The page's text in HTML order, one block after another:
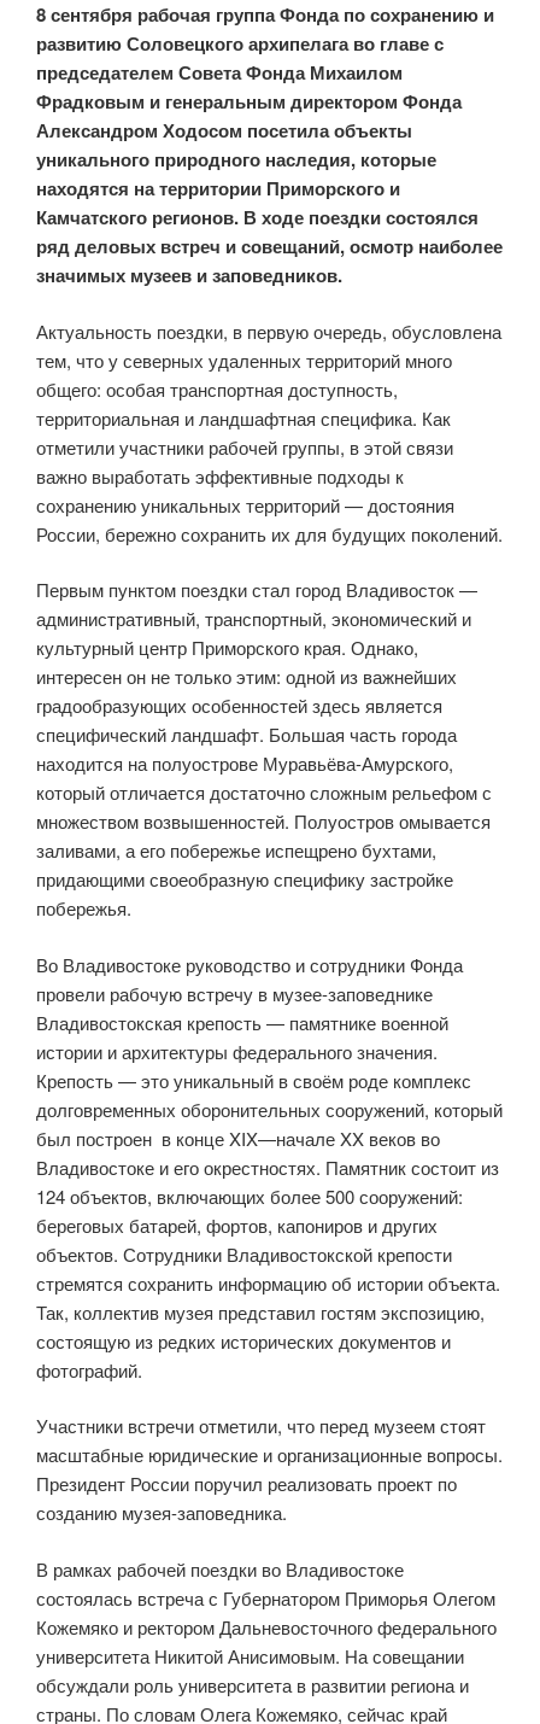
8 сентября рабочая группа Фонда по сохранению и
развитию Соловецкого архипелага во главе с
председателем Совета Фонда Михаилом
Фрадковым и генеральным директором Фонда
Александром Ходосом посетила объекты
уникального природного наследия, которые
находятся на территории Приморского и
Камчатского регионов. В ходе поездки состоялся
ряд деловых встреч и совещаний, осмотр наиболее
значимых музеев и заповедников.
Актуальность поездки, в первую очередь, обусловлена
тем, что у северных удаленных территорий много
общего: особая транспортная доступность,
территориальная и ландшафтная специфика. Как
отметили участники рабочей группы, в этой связи
важно выработать эффективные подходы к
сохранению уникальных территорий — достояния
России, бережно сохранить их для будущих поколений.
Первым пунктом поездки стал город Владивосток —
административный, транспортный, экономический и
культурный центр Приморского края. Однако,
интересен он не только этим: одной из важнейших
градообразующих особенностей здесь является
специфический ландшафт. Большая часть города
находится на полуострове Муравьёва-Амурского,
который отличается достаточно сложным рельефом с
множеством возвышенностей. Полуостров омывается
заливами, а его побережье испещрено бухтами,
придающими своеобразную специфику застройке
побережья.
Во Владивостоке руководство и сотрудники Фонда
провели рабочую встречу в музее-заповеднике
Владивостокская крепость — памятнике военной
истории и архитектуры федерального значения.
Крепость — это уникальный в своём роде комплекс
долговременных оборонительных сооружений, который
был построен в конце XIX—начале XX веков во
Владивостоке и его окрестностях. Памятник состоит из
124 объектов, включающих более 500 сооружений:
береговых батарей, фортов, капониров и других
объектов. Сотрудники Владивостокской крепости
стремятся сохранить информацию об истории объекта.
Так, коллектив музея представил гостям экспозицию,
состоящую из редких исторических документов и
фотографий.
Участники встречи отметили, что перед музеем стоят
масштабные юридические и организационные вопросы.
Президент России поручил реализовать проект по
созданию музея-заповедника.
В рамках рабочей поездки во Владивостоке
состоялась встреча с Губернатором Приморья Олегом
Кожемяко и ректором Дальневосточного федерального
университета Никитой Анисимовым. На совещании
обсуждали роль университета в развитии региона и
страны. По словам Олега Кожемяко, сейчас край